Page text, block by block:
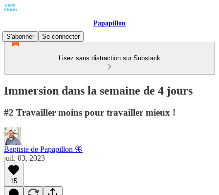
Papapillon
S'abonner
Se connecter
Lisez sans distraction sur Substack
Immersion dans la semaine de 4 jours
#2 Travailler moins pour travailler mieux !
Baptiste de Papapillon 🦋
juil. 03, 2023
15